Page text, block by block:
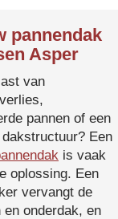
pannendak
Asper
van
pannen of een
Een
is vaak
oplossing. Een
vervangt de
onderdak, en